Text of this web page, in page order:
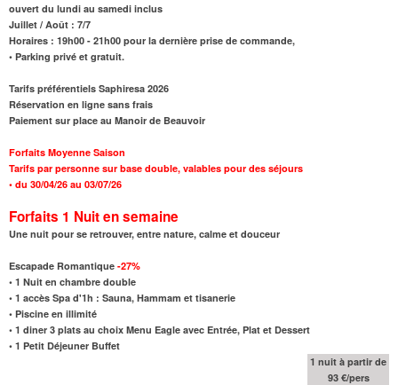
ouvert du lundi au samedi inclus
Juillet / Août : 7/7
Horaires : 19h00 - 21h00 pour la dernière prise de commande,
• Parking privé et gratuit.
Tarifs préférentiels Saphiresa 2026
Réservation en ligne sans frais
Paiement sur place au Manoir de Beauvoir
Forfaits Moyenne Saison
Tarifs par personne sur base double, valables pour des séjours
• du 30/04/26 au 03/07/26
Forfaits 1 Nuiten semaine
Une nuit pour se retrouver, entre nature, calme et douceur
Escapade Romantique -27%
• 1 Nuit en chambre double
• 1 accès Spa d'1h : Sauna, Hammam et tisanerie
• Piscine en illimité
• 1 diner 3 plats au choix Menu Eagle avec Entrée, Plat et Dessert
• 1 Petit Déjeuner Buffet
1 nuit à partir de
93 €/pers